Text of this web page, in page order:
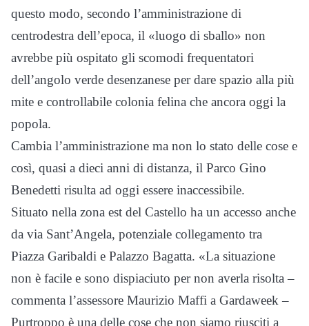
questo modo, secondo l’amministrazione di
centrodestra dell’epoca, il «luogo di sballo» non
avrebbe più ospitato gli scomodi frequentatori
dell’angolo verde desenzanese per dare spazio alla più
mite e controllabile colonia felina che ancora oggi la
popola.
Cambia l’amministrazione ma non lo stato delle cose e
così, quasi a dieci anni di distanza, il Parco Gino
Benedetti risulta ad oggi essere inaccessibile.
Situato nella zona est del Castello ha un accesso anche
da via Sant’Angela, potenziale collegamento tra
Piazza Garibaldi e Palazzo Bagatta. «La situazione
non è facile e sono dispiaciuto per non averla risolta –
commenta l’assessore Maurizio Maffi a Gardaweek –
Purtroppo è una delle cose che non siamo riusciti a